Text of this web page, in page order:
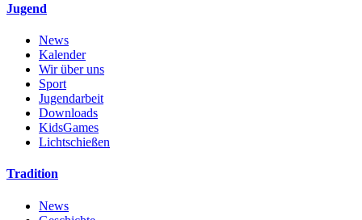
Jugend
News
Kalender
Wir über uns
Sport
Jugendarbeit
Downloads
KidsGames
Lichtschießen
Tradition
News